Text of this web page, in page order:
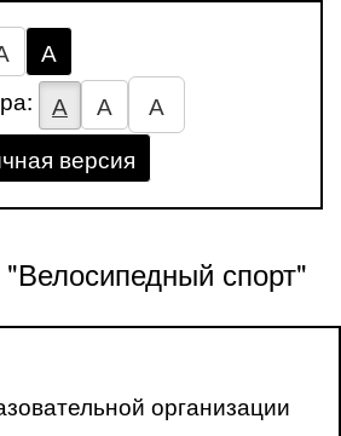
А
А А
А
версия
спорт"
организации